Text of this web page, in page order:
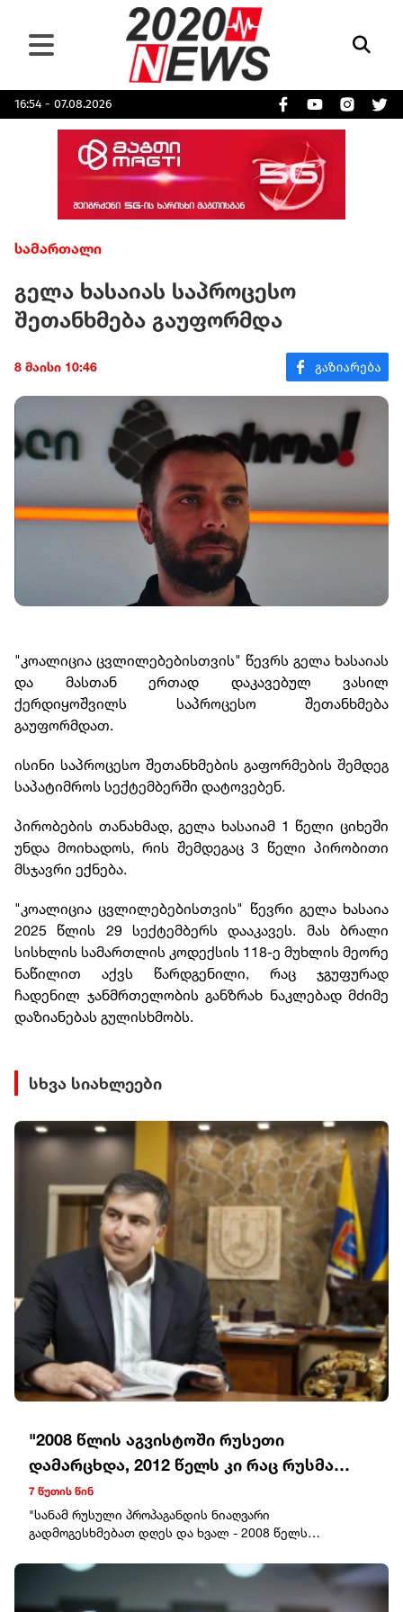
16:54 - 07.08.2026
სამართალი
გელა ხასაიას საპროცესო
შეთანხმება გაუფორმდა
8 მაისი 10:46
"კოალიცია ცვლილებებისთვის" წევრს გელა ხასაიას
და მასთან ერთად დაკავებულ ვასილ
ქერდიყოშვილს საპროცესო შეთანხმება
გაუფორმდათ.
ისინი საპროცესო შეთანხმების გაფორმების შემდეგ
საპატიმროს სექტემბერში დატოვებენ.
პირობების თანახმად, გელა ხასაიამ 1 წელი ციხეში
უნდა მოიხადოს, რის შემდეგაც 3 წელი პირობითი
მსჯავრი ექნება.
"კოალიცია ცვლილებებისთვის" წევრი გელა ხასაია
2025 წლის 29 სექტემბერს დააკავეს. მას ბრალი
სისხლის სამართლის კოდექსის 118-ე მუხლის მეორე
ნაწილით აქვს წარდგენილი, რაც ჯგუფურად
ჩადენილ ჯანმრთელობის განზრახ ნაკლებად მძიმე
დაზიანებას გულისხმობს.
სხვა სიახლეები
"2008 წლის აგვისტოში რუსეთი
დამარცხდა, 2012 წელს კი რაც რუსმა
ჯარით ვერ აიღო, შიდა ღალატით
გაინაღდა, არა უშავს, ჩვენ ისევ ვიტყვით
ბოლო სიტყვას!"
7 წუთის წინ
"სანამ რუსული პროპაგანდის ნიაღვარი
გადმოგესხმებათ დღეს და ხვალ - 2008 წელს
რომელიც ერთ მუშტად შეიკრა (აი ქოცები რომ
"კონცერტს" უწოდებენ)2. საქართველოს შეიარაღებული
ძალების გმირობამ (ქოცები რომ "პიარს" ეძახიან)3.